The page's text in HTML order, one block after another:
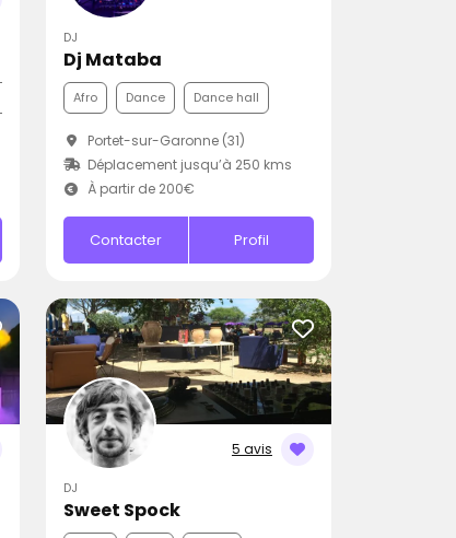
DJ
Dj Mataba
Afro Dance Dance hall
Portet-sur-Garonne (31)
Déplacement jusqu’à 250 kms
À partir de 200€
Contacter Profil
5 avis
DJ
Sweet Spock